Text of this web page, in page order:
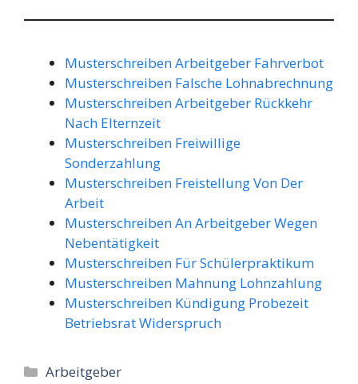
Musterschreiben Arbeitgeber Fahrverbot
Musterschreiben Falsche Lohnabrechnung
Musterschreiben Arbeitgeber Rückkehr
Nach Elternzeit
Musterschreiben Freiwillige
Sonderzahlung
Musterschreiben Freistellung Von Der
Arbeit
Musterschreiben An Arbeitgeber Wegen
Nebentätigkeit
Musterschreiben Für Schülerpraktikum
Musterschreiben Mahnung Lohnzahlung
Musterschreiben Kündigung Probezeit
Betriebsrat Widerspruch
Kategorien
Arbeitgeber